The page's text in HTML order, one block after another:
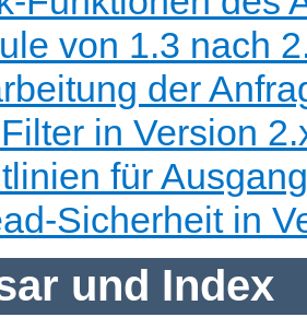
von 1.3 nach
der
in Version
für
Sicherheit in
und Index